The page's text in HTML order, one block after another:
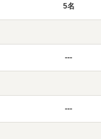
5名
---
---